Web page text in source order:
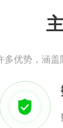
多优势，涵